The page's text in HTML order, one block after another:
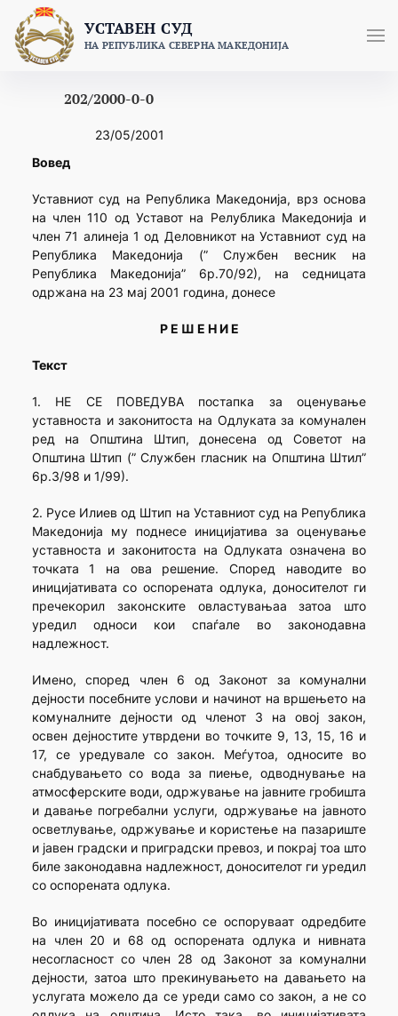
content
УСТАВЕН СУД
НА РЕПУБЛИКА СЕВЕРНА МАКЕДОНИЈА
202/2000-0-0
23/05/2001
Вовед
Уставниот суд на Република Македонија, врз основа
на член 110 од Уставот на Релублика Македонија и
член 71 алинеја 1 од Деловникот на Уставниот суд на
Република Македонија (” Службен весник на
Република Македонија” 6р.70/92), на седницата
одржана на 23 мај 2001 година, донесе
Р Е Ш Е Н И Е
Текст
1. НЕ СЕ ПОВЕДУВА постапка за оценување
уставноста и законитоста на Одлуката за комунален
ред на Општина Штип, донесена од Советот на
Општина Штип (” Службен гласник на Општина Штил”
6р.З/98 и 1/99).
2. Русе Илиев од Штип на Уставниот суд на Република
Македонија му поднесе иницијатива за оценување
уставноста и законитоста на Одлуката означена во
точката 1 на ова решение. Според наводите во
иницијативата со оспорената одлука, доносителот ги
пречекорил законските овластувањаа затоа што
уредил односи кои спаѓале во законодавна
надлежност.
Имено, според член 6 од Законот за комунални
дејности посебните услови и начинот на вршењето на
комуналните дејности од членот 3 на овој закон,
освен дејностите утврдени во точките 9, 13, 15, 16 и
17, се уредувале со закон. Меѓутоа, односите во
снабдувањето со вода за пиење, одводнување на
атмосферските води, одржување на јавните гробишта
и давање погребални услуги, одржување на јавното
осветлување, одржување и користење на пазариште
и јавен градски и приградски превоз, и покрај тоа што
биле законодавна надлежност, доносителот ги уредил
со оспорената одлука.
Во иницијативата посебно се оспоруваат одредбите
на член 20 и 68 од оспорената одлука и нивната
несогласност со член 28 од Законот за комунални
дејности, затоа што прекинувањето на давањето на
услугата можело да се уреди само со закон, а не со